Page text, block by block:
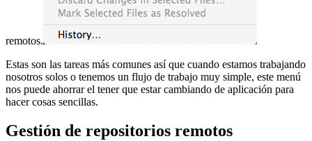
remotos.
Estas son las tareas más comunes así que cuando estamos trabajando
nosotros solos o tenemos un flujo de trabajo muy simple, este menú
nos puede ahorrar el tener que estar cambiando de aplicación para
hacer cosas sencillas.
Gestión de repositorios remotos